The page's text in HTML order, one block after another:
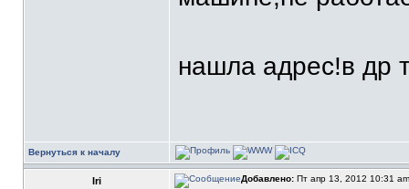
нашла адрес!в др
Вернуться к началу
Iri Добавлено: Пт апр 13, 2012 10:31